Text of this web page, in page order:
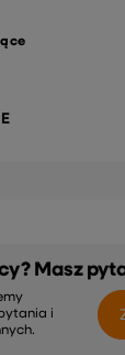
Masz
i